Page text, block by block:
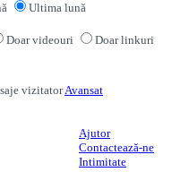
Ultima lună
Doar videouri
Doar linkuri
vizitatorAvansat
Ajutor
Contactează-ne
Intimitate